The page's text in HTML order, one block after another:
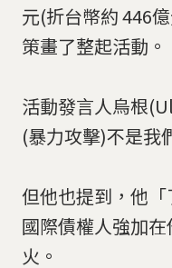
元(折台幣約 446
策畫了整起活動。
活動發言人烏根
(暴力攻擊)不是我
但他也提到，他
國際債權人強加
火。